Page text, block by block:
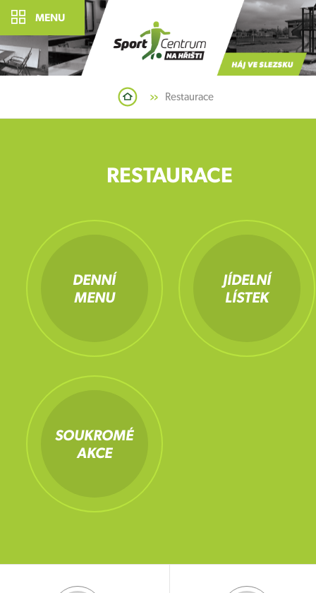
MENU
Restaurace
RESTAURACE
DENNÍ
MENU
JÍDELNÍ
LÍSTEK
SOUKROMÉ
AKCE